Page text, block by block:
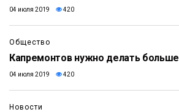
04 июля 2019 420
Общество
Капремонтов нужно делать больше
04 июля 2019 420
Новости